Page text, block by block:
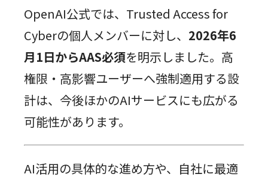
OpenAI公式では、Trusted Access for
Cyberの個人メンバーに対し、 2026年6
月1日からAAS必須を明示しました。高
権限・高影響ユーザーへ強制適用する設
計は、今後ほかのAIサービスにも広がる
可能性があります。
AI活用の具体的な進め方や、自社に最適